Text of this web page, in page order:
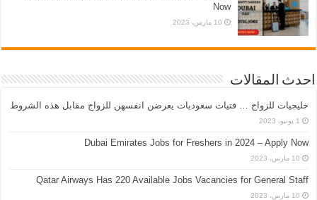
Now
10 مارس، 2023
احدث المقالات
خليجيات للزواج … فتيات سعوديات يعرضن انفسهن للزواج مقابل هذه الشروط
1 يونيو، 2023
Dubai Emirates Jobs for Freshers in 2024 – Apply Now
10 مارس، 2023
Qatar Airways Has 220 Available Jobs Vacancies for General Staff
10 مارس، 2023